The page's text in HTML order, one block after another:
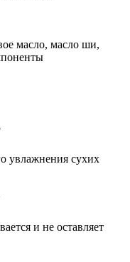
масло, масло ши,
увлажнения сухих
и не оставляет